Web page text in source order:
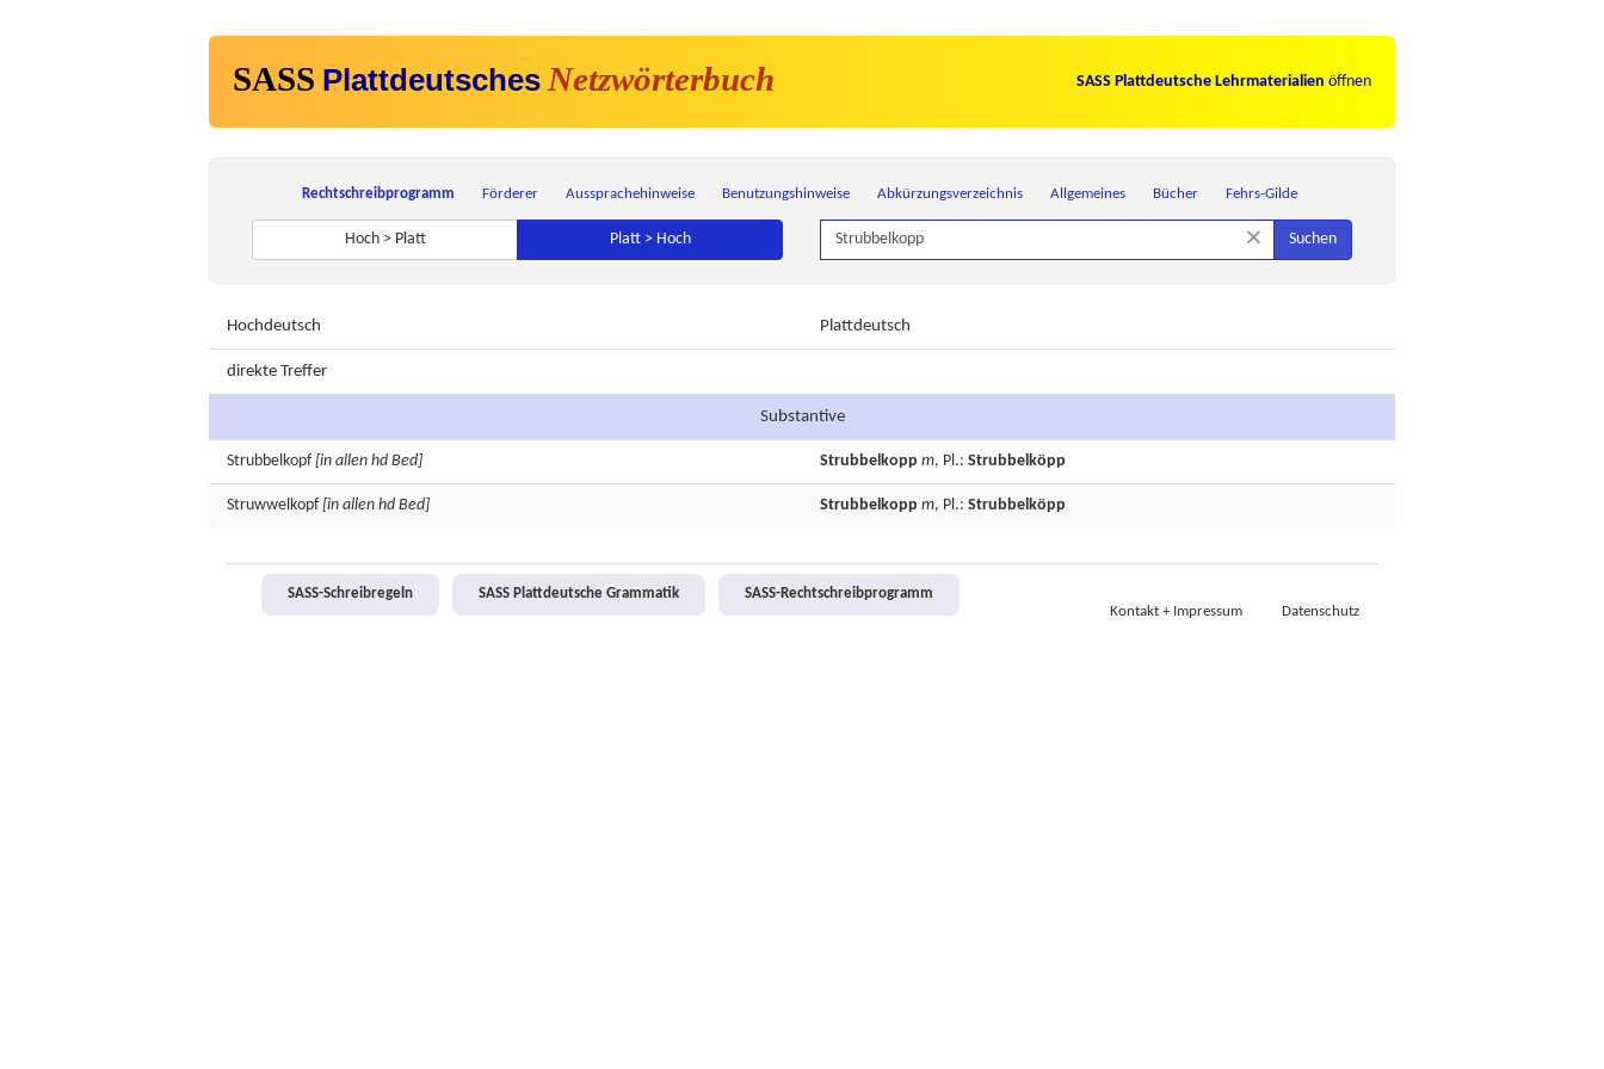
SASS Plattdeutsches Netzwörterbuch SASS Plattdeutsche Lehrmaterialien öffnen
Rechtschreibprogramm Förderer Aussprachehinweise Benutzungshinweise Abkürzungsverzeichnis Allgemeines Bücher Fehrs-Gilde
Hoch > Platt Platt > Hoch × Suchen
Hochdeutsch Plattdeutsch
direkte Treffer
Substantive
Strubbelkopf [in allen hd Bed] Strubbelkopp m, Pl.: Strubbelköpp
Struwwelkopf [in allen hd Bed] Strubbelkopp m, Pl.: Strubbelköpp
SASS-Schreibregeln SASS Plattdeutsche Grammatik
SASS-Rechtschreibprogramm
Kontakt + Impressum
Datenschutz